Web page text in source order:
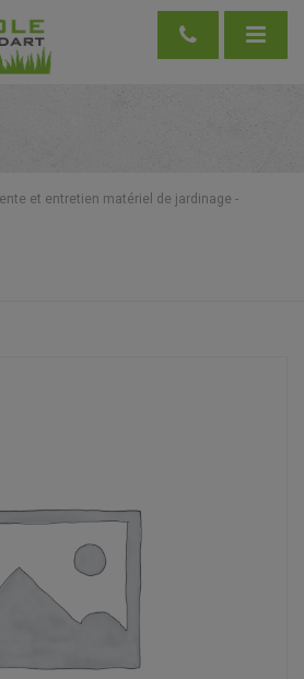
et entretien matériel de jardinage -